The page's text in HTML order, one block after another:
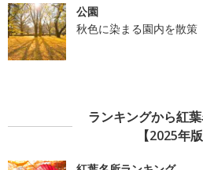
公園
秋色に染まる園内を散策
ランキングから紅
【2025年版